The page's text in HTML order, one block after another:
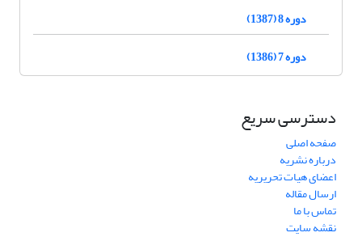
دوره 8 (1387)
دوره 7 (1386)
دسترسی سریع
صفحه اصلی
درباره نشریه
اعضای هیات تحریریه
ارسال مقاله
تماس با ما
نقشه سایت